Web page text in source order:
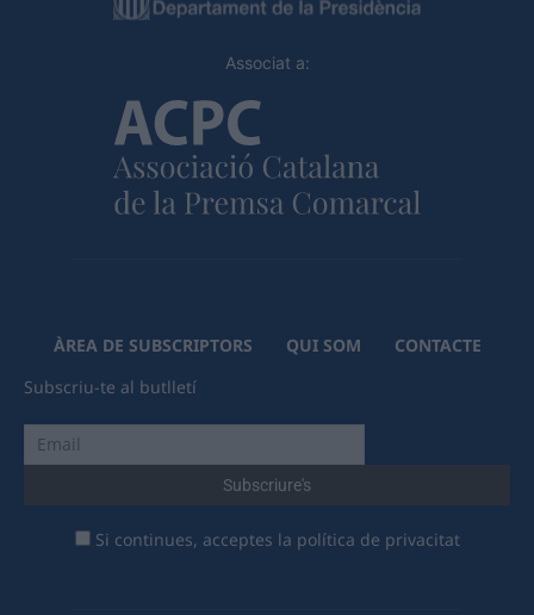
Associat a:
ÀREA DE SUBSCRIPTORS QUI SOM
CONTACTE
Subscriu-te al butlletí
Si continues, acceptes la política de privacitat